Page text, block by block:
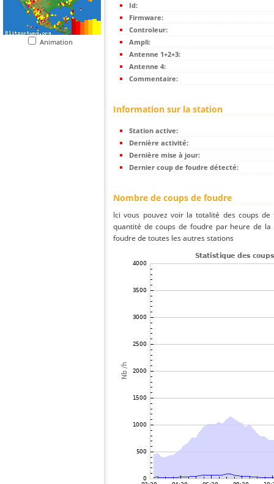
Animation
Id:
Firmware:
Controleur:
Ampli:
Antenne 1+2+3:
Antenne 4:
Commentaire:
Information sur la station
Station active:
Dernière activité:
Dernière mise à jour:
Dernier coup de foudre détecté:
Nombre de coups de foudre
Ici vous pouvez voir la totalité des coups
quantité de coups de foudre par heure de
foudre de toutes les autres stations